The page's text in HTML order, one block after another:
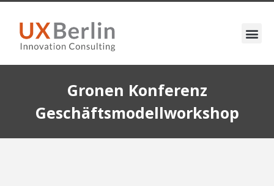
Gronen Konferenz
Geschäftsmodellworkshop